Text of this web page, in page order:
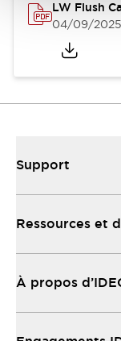
LW Flush
04/09/2025
Support
Ressources et
À propos